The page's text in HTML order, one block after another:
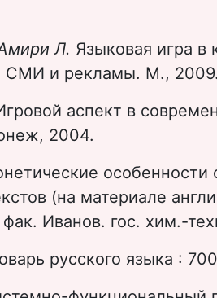
Л. Языковая игра в
СМИ и рекламы. М., 2009.
аспект в
2004.
(на материале
фак. Иванов. гос. хим.-
русского языка :